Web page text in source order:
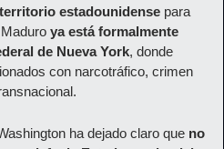
estadounidense para
ya está formalmente
de Nueva York, donde
con narcotráfico, crimen
ha dejado claro que no